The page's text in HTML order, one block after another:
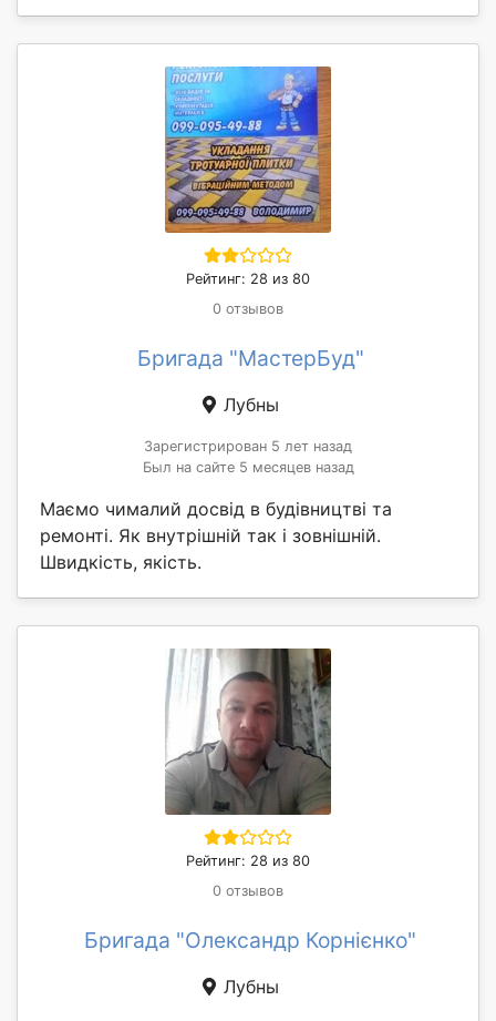
Рейтинг: 28 из 80
0 отзывов
Бригада "МастерБуд"
Лубны
Зарегистрирован 5 лет назад
Был на сайте 5 месяцев назад
Маємо чималий досвід в будівництві та
ремонті. Як внутрішній так і зовнішній.
Швидкість, якість.
Рейтинг: 28 из 80
0 отзывов
Бригада "Олександр Корнієнко"
Лубны